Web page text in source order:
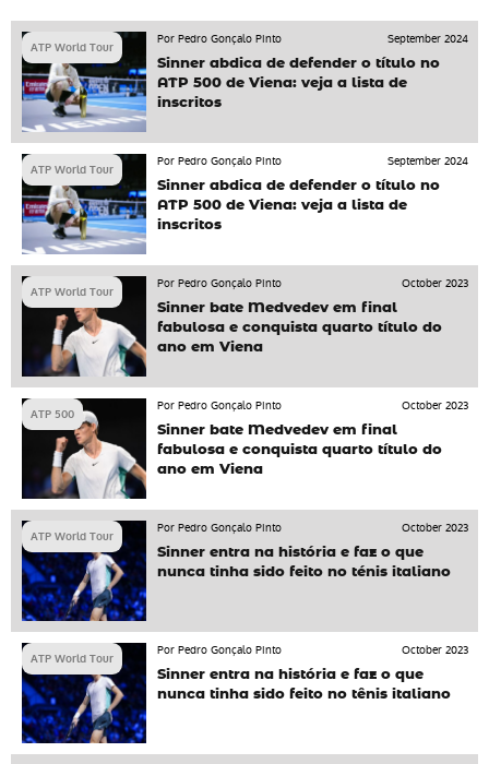
ATP World Tour
Por Pedro Gonçalo Pinto
September 2024
Sinner abdica de defender o título no
ATP 500 de Viena: veja a lista de
inscritos
ATP World Tour
Por Pedro Gonçalo Pinto
September 2024
Sinner abdica de defender o título no
ATP 500 de Viena: veja a lista de
inscritos
ATP World Tour
Por Pedro Gonçalo Pinto
October 2023
Sinner bate Medvedev em final
fabulosa e conquista quarto título do
ano em Viena
ATP 500
Por Pedro Gonçalo Pinto
October 2023
Sinner bate Medvedev em final
fabulosa e conquista quarto título do
ano em Viena
ATP World Tour
Por Pedro Gonçalo Pinto
October 2023
Sinner entra na história e faz o que
nunca tinha sido feito no ténis italiano
ATP World Tour
Por Pedro Gonçalo Pinto
October 2023
Sinner entra na história e faz o que
nunca tinha sido feito no tênis italiano